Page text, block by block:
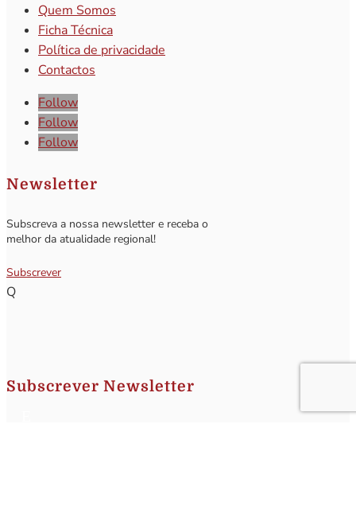
Quem Somos
Ficha Técnica
Política de privacidade
Contactos
Follow
Follow
Follow
Newsletter
Subscreva a nossa newsletter e receba o
melhor da atualidade regional!
Subscrever
Q
Subscrever Newsletter